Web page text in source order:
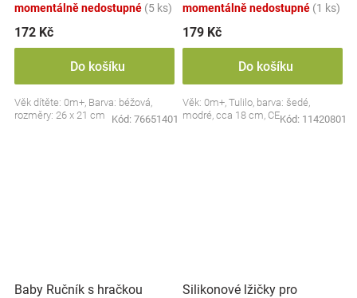
momentálně nedostupné (5 ks)
172 Kč
Do košíku
Věk dítěte: 0m+, Barva: béžová,
rozměry: 26 x 21 cm
Kód: 76651401
momentálně nedostupné (1 ks)
179 Kč
Do košíku
Věk: 0m+, Tulilo, barva: šedé,
modré, cca 18 cm, CEKód: 11420801
Baby Ručník s hračkou
Silikonové lžičky pro